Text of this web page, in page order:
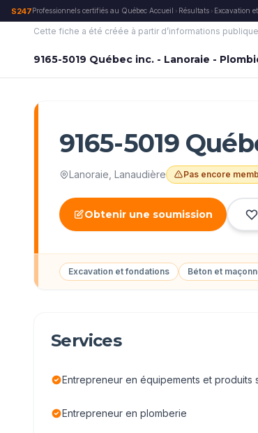
S247Professionnels certifiés au Québec·Accueil › Résultats › Excavation
Cette fiche a été créée à partir d’informations
9165-5019 Québec inc. - Lanoraie -
9165-5019
Lanoraie Lanaudière Pas encore
Obtenir une soumission
Excavation et fondations Béton et
Services
Entrepreneur en équipements et produits
Entrepreneur en plomberie